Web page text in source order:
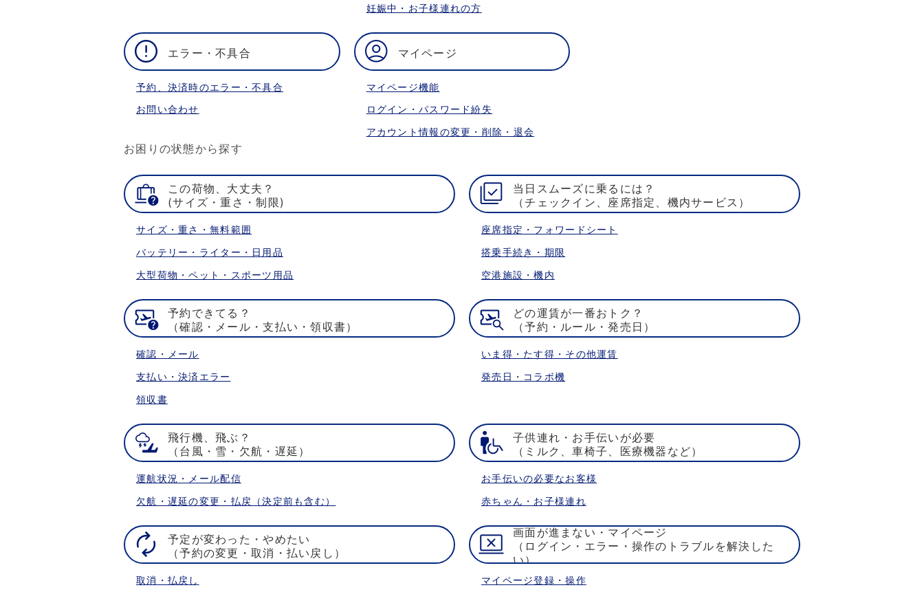
妊娠中・お子様連れの方
エラー・不具合
予約、決済時のエラー・不具合
お問い合わせ
マイページ
マイページ機能
ログイン・パスワード紛失
アカウント情報の変更・削除・退会
お困りの状態から探す
この荷物、大丈夫？
(サイズ・重さ・制限)
サイズ・重さ・無料範囲
バッテリー・ライター・日用品
大型荷物・ペット・スポーツ用品
当日スムーズに乗るには？
（チェックイン、座席指定、機内サービス）
座席指定・フォワードシート
搭乗手続き・期限
空港施設・機内
予約できてる？
（確認・メール・支払い・領収書）
確認・メール
支払い・決済エラー
領収書
どの運賃が一番おトク？
（予約・ルール・発売日）
いま得・たす得・その他運賃
発売日・コラボ機
飛行機、飛ぶ？
（台風・雪・欠航・遅延）
運航状況・メール配信
欠航・遅延の変更・払戻（決定前も含む）
子供連れ・お手伝いが必要
（ミルク、車椅子、医療機器など）
お手伝いの必要なお客様
赤ちゃん・お子様連れ
予定が変わった・やめたい
（予約の変更・取消・払い戻し）
取消・払戻し
画面が進まない・マイページ
（ログイン・エラー・操作のトラブルを解決した
い）
マイページ登録・操作